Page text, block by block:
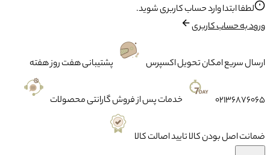
لطفا ابتدا وارد حساب کاربری شوید.
ورود به حساب کاربری
ارسال سریعامکان تحویل اکسپرس پشتیبانیهفت روز هفته
02136876065 خدمات پس از فروشگارانتی محصولات
ضمانتاصل بودن کالا تایید اصالت کالا